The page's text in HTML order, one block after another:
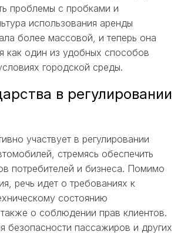
проблемы с пробками и
использования аренды
более массовой, и теперь она
как один из удобных способов
городской среды.
в регулировании
участвует в регулировании
стремясь обеспечить
потребителей и бизнеса. Помимо
речь идет о требованиях к
состоянию
о соблюдении прав клиентов.
безопасности пассажиров и других